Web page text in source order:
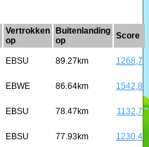
Vertrokken
op
Buitenlanding
op
Score
EBSU 89.27km 1268,7
EBWE 86.64km 1542,8
EBSU 78.47km 1132,7
EBSU 77.93km 1230,4